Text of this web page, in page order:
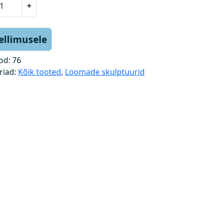
+
76
Kõik tooted, Loomade skulptuurid